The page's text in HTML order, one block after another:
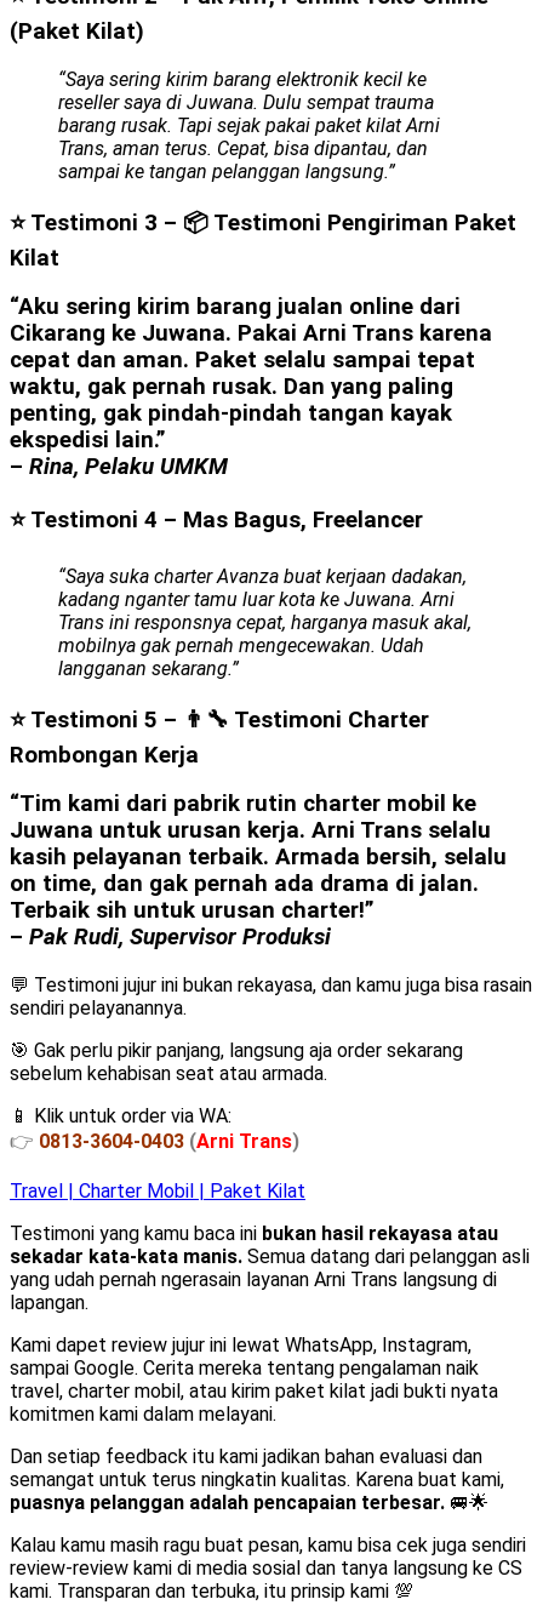
(Paket Kilat)
“Saya sering kirim barang elektronik kecil ke
reseller saya di Juwana. Dulu sempat trauma
barang rusak. Tapi sejak pakai paket kilat Arni
Trans, aman terus. Cepat, bisa dipantau, dan
sampai ke tangan pelanggan langsung.”
⭐ Testimoni 3 – 📦 Testimoni Pengiriman Paket
Kilat
“Aku sering kirim barang jualan online dari
Cikarang ke Juwana. Pakai Arni Trans karena
cepat dan aman. Paket selalu sampai tepat
waktu, gak pernah rusak. Dan yang paling
penting, gak pindah-pindah tangan kayak
ekspedisi lain.”
– Rina, Pelaku UMKM
⭐ Testimoni 4 – Mas Bagus, Freelancer
“Saya suka charter Avanza buat kerjaan dadakan,
kadang nganter tamu luar kota ke Juwana. Arni
Trans ini responsnya cepat, harganya masuk akal,
mobilnya gak pernah mengecewakan. Udah
langganan sekarang.”
⭐ Testimoni 5 – 👨‍🔧 Testimoni Charter
Rombongan Kerja
“Tim kami dari pabrik rutin charter mobil ke
Juwana untuk urusan kerja. Arni Trans selalu
kasih pelayanan terbaik. Armada bersih, selalu
on time, dan gak pernah ada drama di jalan.
Terbaik sih untuk urusan charter!”
– Pak Rudi, Supervisor Produksi
💬 Testimoni jujur ini bukan rekayasa, dan kamu juga bisa rasain
sendiri pelayanannya.
🎯 Gak perlu pikir panjang, langsung aja order sekarang
sebelum kehabisan seat atau armada.
📱 Klik untuk order via WA:
👉 0813-3604-0403 (Arni Trans)
Travel | Charter Mobil | Paket Kilat
Testimoni yang kamu baca ini bukan hasil rekayasa atau
sekadar kata-kata manis. Semua datang dari pelanggan asli
yang udah pernah ngerasain layanan Arni Trans langsung di
lapangan.
Kami dapet review jujur ini lewat WhatsApp, Instagram,
sampai Google. Cerita mereka tentang pengalaman naik
travel, charter mobil, atau kirim paket kilat jadi bukti nyata
komitmen kami dalam melayani.
Dan setiap feedback itu kami jadikan bahan evaluasi dan
semangat untuk terus ningkatin kualitas. Karena buat kami,
puasnya pelanggan adalah pencapaian terbesar. 🚐🌟
Kalau kamu masih ragu buat pesan, kamu bisa cek juga sendiri
review-review kami di media sosial dan tanya langsung ke CS
kami. Transparan dan terbuka, itu prinsip kami 💯